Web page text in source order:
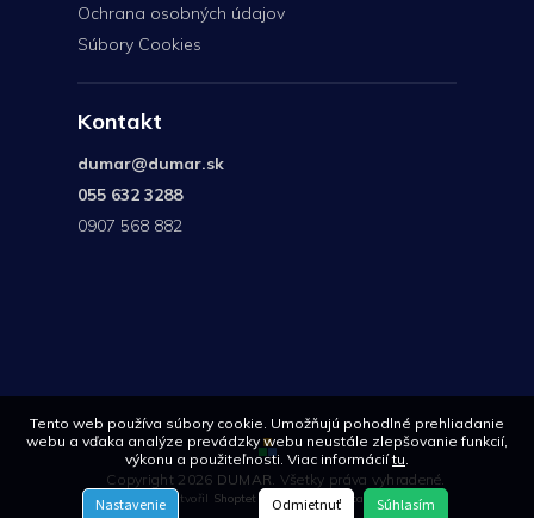
Tento web používa súbory cookie. Umožňujú pohodlné prehliadanie
webu a vďaka analýze prevádzky webu neustále zlepšovanie funkcií,
výkonu a použiteľnosti. Viac informáciítu.
Nastavenie Odmietnuť Súhlasím
Ochrana osobných údajov
Súbory Cookies
Kontakt
dumar@dumar.sk
055 632 3288
0907 568 882
Copyright 2026 DUMAR . Všetky práva vyhradené.
Vytvořil Shoptet | Design Shoptetak.cz
568